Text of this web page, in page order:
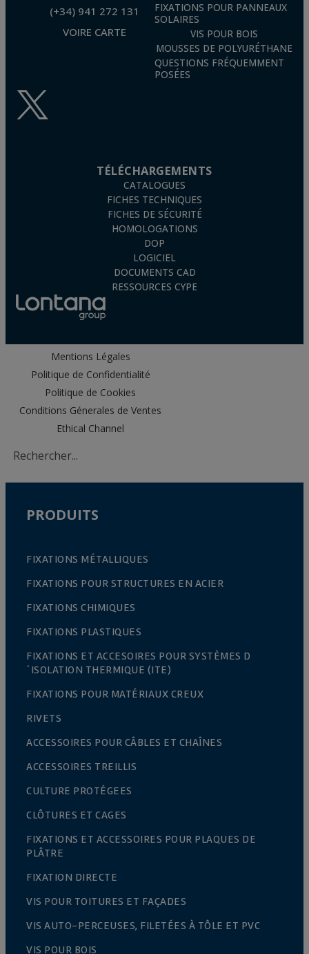
(+34) 941 272 131
VOIRE CARTE
FIXATIONS POUR PANNEAUX
SOLAIRES
VIS POUR BOIS
MOUSSES DE POLYURÉTHANE
QUESTIONS FRÉQUEMMENT
POSÉES
TÉLÉCHARGEMENTS
CATALOGUES
FICHES TECHNIQUES
FICHES DE SÉCURITÉ
HOMOLOGATIONS
DOP
LOGICIEL
DOCUMENTS CAD
RESSOURCES CYPE
Mentions Légales
Politique de Confidentialité
Politique de Cookies
Conditions Génerales de Ventes
Ethical Channel
PRODUITS
FIXATIONS MÉTALLIQUES
FIXATIONS POUR STRUCTURES EN ACIER
FIXATIONS CHIMIQUES
FIXATIONS PLASTIQUES
FIXATIONS ET ACCESOIRES POUR SYSTÈMES D
´ISOLATION THERMIQUE (ITE)
FIXATIONS POUR MATÉRIAUX CREUX
RIVETS
ACCESSOIRES POUR CÂBLES ET CHAÎNES
ACCESSOIRES TREILLIS
CULTURE PROTÉGEES
CLÔTURES ET CAGES
FIXATIONS ET ACCESSOIRES POUR PLAQUES DE
PLÂTRE
FIXATION DIRECTE
VIS POUR TOITURES ET FAÇADES
VIS AUTO-PERCEUSES, FILETÉES À TÔLE ET PVC
VIS POUR BOIS